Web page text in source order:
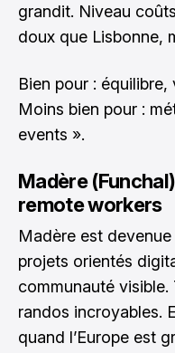
grandit. Niveau
doux que Lisbonne,
Bien pour :
Moins bien pour :
events ».
Madère
remote workers
Madère est
projets orientés
communauté visible.
randos incroyables.
quand l’Europe est